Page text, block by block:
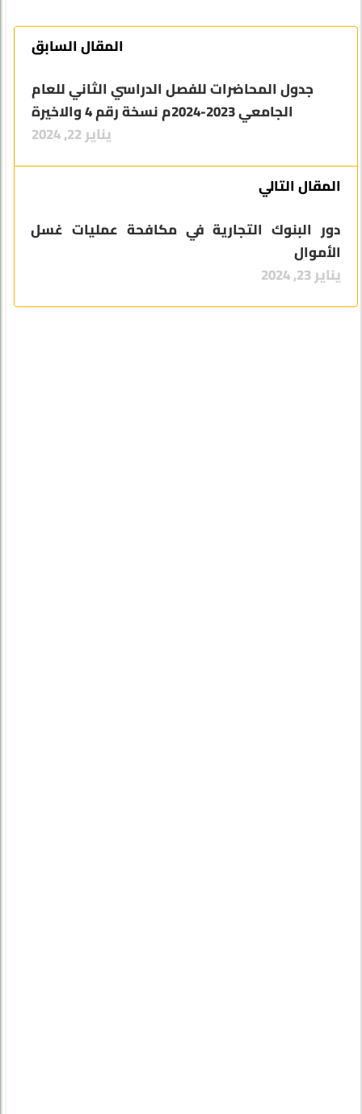
المقال السابق
جدول المحاضرات للفصل الدراسي الثاني للعام
الجامعي 2023-2024م نسخة رقم 4 والاخيرة
يناير 22, 2024
المقال التالي
دور البنوك التجارية في مكافحة عمليات غسل
الأموال
يناير 23, 2024